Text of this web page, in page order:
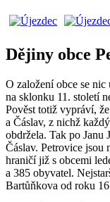
Dějiny obce
O založení obce se
na sklonku 11. století
Pověst totiž vypráví,
a Čáslav, z nichž
obdržela. Tak po Janu
Čáslav. Petrovice jsou
hraničí již s obcemi
a 385 obyvatel.
Bartůňkova od roku